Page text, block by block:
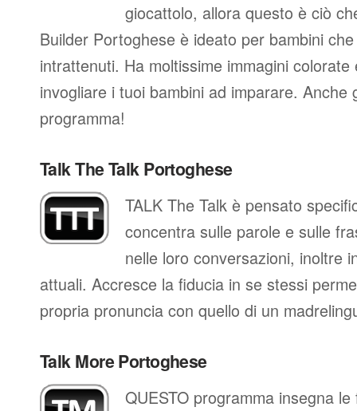
giocattolo, allora questo è ciò
Builder Portoghese è ideato per bambini
intrattenuti. Ha moltissime immagini
invogliare i tuoi bambini ad imparare. Anche
programma!
Talk The Talk Portoghese
TALK The Talk è pensato
concentra sulle parole e sulle
nelle loro conversazioni, inoltre
attuali. Accresce la fiducia in se stessi
propria pronuncia con quello di un
Talk More Portoghese
QUESTO programma insegna